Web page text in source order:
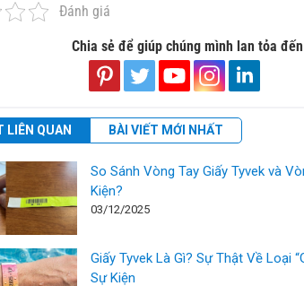
Đánh giá
Chia sẻ để giúp chúng mình lan tỏa
LIÊN QUAN BÀI VIẾT MỚI NHẤT
So Sánh Vòng Tay Giấy Tyvek và
Kiện?
03/12/2025
Giấy Tyvek Là Gì? Sự Thật Về Loại
Sự Kiện